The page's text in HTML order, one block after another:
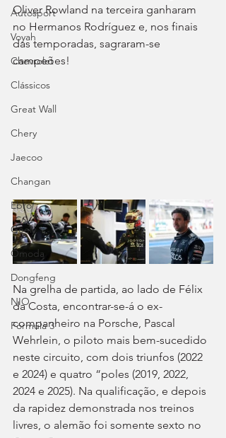
Autosport
Voyah
Chevrolet
Clássicos
Great Wall
Chery
Jaecoo
Changan
Ebro
Geely
Omoda
Dongfeng
NIO
Fórmula 3
Oliver Rowland na terceira ganharam
no Hermanos Rodríguez e, nos finais
das temporadas, sagraram-se
campeões!
Na grelha de partida, ao lado de Félix
da Costa, encontrar-se-á o ex-
companheiro na Porsche, Pascal
Wehrlein, o piloto mais bem-sucedido
neste circuito, com dois triunfos (2022
e 2024) e quatro “poles (2019, 2022,
2024 e 2025). Na qualificação, e depois
da rapidez demonstrada nos treinos
livres, o alemão foi somente sexto no